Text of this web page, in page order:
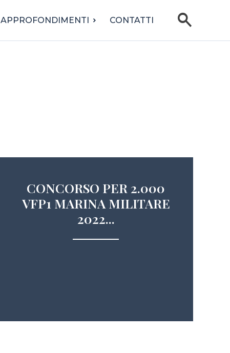
APPROFONDIMENTI CONTATTI search
CONCORSO PER 2.000
VFP1 MARINA MILITARE
2022...